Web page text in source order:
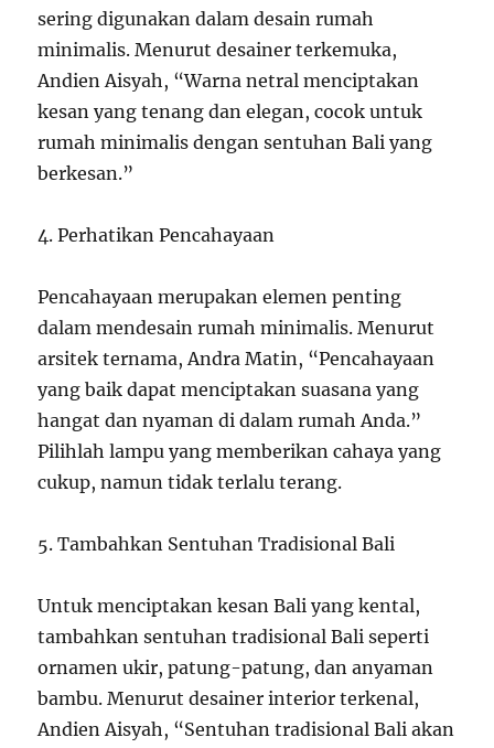
sering digunakan dalam desain rumah
minimalis. Menurut desainer terkemuka,
Andien Aisyah, “Warna netral menciptakan
kesan yang tenang dan elegan, cocok untuk
rumah minimalis dengan sentuhan Bali yang
berkesan.”
4. Perhatikan Pencahayaan
Pencahayaan merupakan elemen penting
dalam mendesain rumah minimalis. Menurut
arsitek ternama, Andra Matin, “Pencahayaan
yang baik dapat menciptakan suasana yang
hangat dan nyaman di dalam rumah Anda.”
Pilihlah lampu yang memberikan cahaya yang
cukup, namun tidak terlalu terang.
5. Tambahkan Sentuhan Tradisional Bali
Untuk menciptakan kesan Bali yang kental,
tambahkan sentuhan tradisional Bali seperti
ornamen ukir, patung-patung, dan anyaman
bambu. Menurut desainer interior terkenal,
Andien Aisyah, “Sentuhan tradisional Bali akan